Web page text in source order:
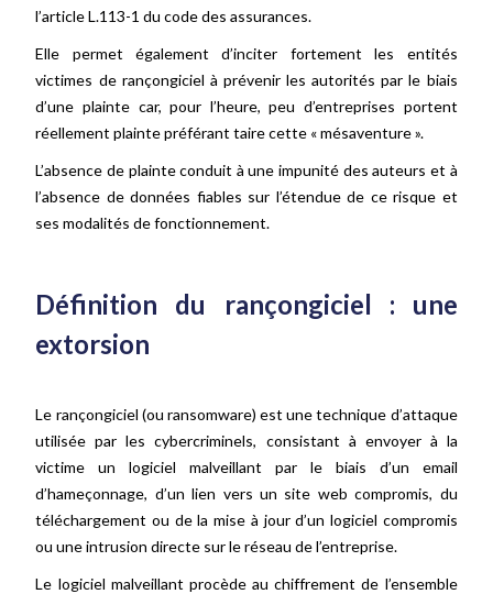
l’article L.113-1 du code des assurances.
Elle permet également d’inciter fortement les entités
victimes de rançongiciel à prévenir les autorités par le biais
d’une plainte car, pour l’heure, peu d’entreprises portent
réellement plainte préférant taire cette « mésaventure ».
L’absence de plainte conduit à une impunité des auteurs et à
l’absence de données fiables sur l’étendue de ce risque et
ses modalités de fonctionnement.
Définition du rançongiciel : une
extorsion
Le rançongiciel (ou ransomware) est une technique d’attaque
utilisée par les cybercriminels, consistant à envoyer à la
victime un logiciel malveillant par le biais d’un email
d’hameçonnage, d’un lien vers un site web compromis, du
téléchargement ou de la mise à jour d’un logiciel compromis
ou une intrusion directe sur le réseau de l’entreprise.
Le logiciel malveillant procède au chiffrement de l’ensemble